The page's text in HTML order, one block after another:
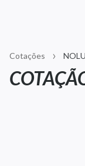
Newsletters
Money Trader
Cotações